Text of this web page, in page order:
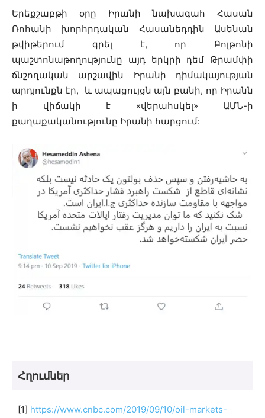
Երեքշաբթի օրը Իրանի նախագահ Հասան
Ռոհանի խորհրդական Հասանեդդին Ասենան
թվիթերում գրել է, որ Բոլթոնի
պաշտոնաթողությունը այդ երկրի դեմ Թրամփի
ճնշողական արշավին Իրանի դիմակայության
արդյունքն էր, և ապացույցն այն բանի, որ Իրանն
ի վիճակի է «վերահսկել» ԱՄՆ-ի
քաղաքականությունը Իրանի հարցում:
Հղումներ
[1] https://www.cnbc.com/2019/09/10/oil-markets-